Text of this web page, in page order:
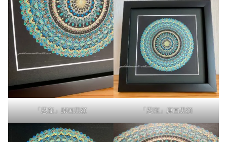
「恩寵」原画黒額 「恩寵」原画黒額